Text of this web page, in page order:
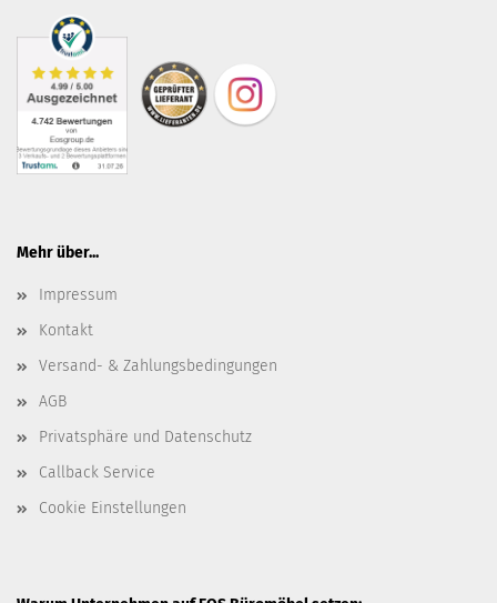
Mehr über...
Impressum
Kontakt
Versand- & Zahlungsbedingungen
AGB
Privatsphäre und Datenschutz
Callback Service
Cookie Einstellungen